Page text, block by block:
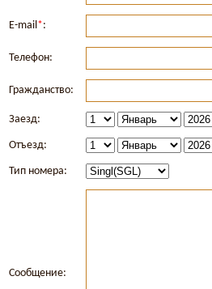
E-mail*:
Телефон:
Гражданство:
Заезд:
Отъезд:
Тип номера:
Сообщение: